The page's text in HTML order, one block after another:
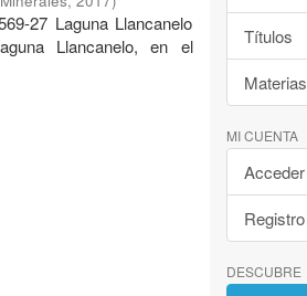
27 Laguna Llancanelo
Llancanelo, en el
Títulos
Materias
MI CUENTA
Acceder
Registro
DESCUBRE